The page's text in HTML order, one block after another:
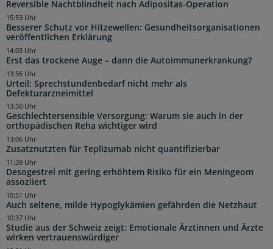
Reversible Nachtblindheit nach Adipositas-Operation
Besserer Schutz vor Hitzewellen: Gesundheitsorganisationen
veröffentlichen Erklärung
15:53 Uhr
Erst das trockene Auge – dann die Autoimmunerkrankung?
14:03 Uhr
Urteil: Sprechstundenbedarf nicht mehr als
Defekturarzneimittel
13:56 Uhr
Geschlechtersensible Versorgung: Warum sie auch in der
orthopädischen Reha wichtiger wird
13:50 Uhr
Zusatznutzten für Teplizumab nicht quantifizierbar
13:06 Uhr
Desogestrel mit gering erhöhtem Risiko für ein Meningeom
assoziiert
11:39 Uhr
Auch seltene, milde Hypoglykämien gefährden die Netzhaut
10:51 Uhr
Studie aus der Schweiz zeigt: Emotionale Ärztinnen und Ärzte
wirken vertrauenswürdiger
10:37 Uhr